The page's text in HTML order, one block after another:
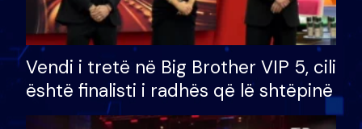
Vendi i tretë në Big Brother VIP 5, cili
është finalisti i radhës që lë shtëpinë